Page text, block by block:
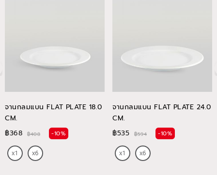
จานกลมแบน FLAT PLATE 18.0
CM.
฿368
฿408 -10%
จานกลมแบน FLAT PLATE 24.0
CM.
฿535
฿594 -10%